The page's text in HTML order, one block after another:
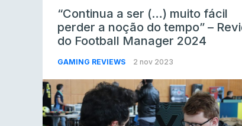
“Continua a ser (…) muito fácil
perder a noção do tempo” –
do Football Manager 2024
GAMING REVIEWS 2 nov 2023